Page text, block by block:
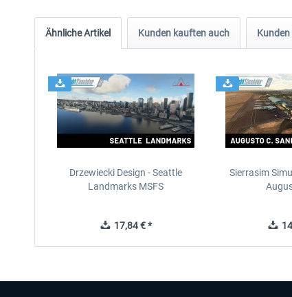
Ähnliche Artikel Kunden kauften auch
Drzewiecki Design - Seattle
Landmarks MSFS
17,84 € *
Sierrasim